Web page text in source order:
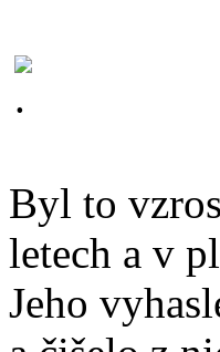
Byl to
letech a v
Jeho